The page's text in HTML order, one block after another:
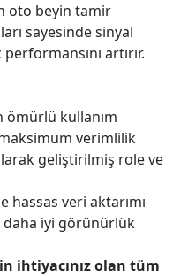
oto beyin tamir
sayesinde sinyal
artırır.
ömürlü kullanım
verimlilik
geliştirilmiş role ve
hassas veri aktarımı
daha iyi görünürlük
ihtiyacınız olan tüm